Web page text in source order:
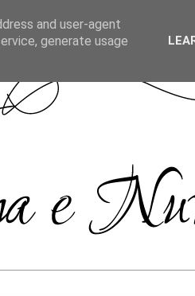
and user-agent
generate usage